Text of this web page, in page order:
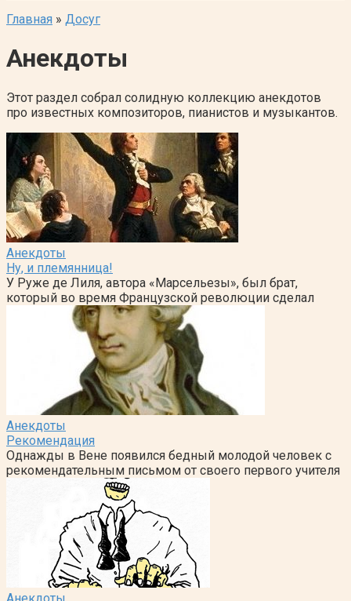
Главная » Досуг
Анекдоты
Этот раздел собрал солидную коллекцию анекдотов
про известных композиторов, пианистов и музыкантов.
Анекдоты
Ну, и племянница!
У Руже де Лиля, автора «Марсельезы», был брат,
который во время Французской революции сделал
Анекдоты
Рекомендация
Однажды в Вене появился бедный молодой человек с
рекомендательным письмом от своего первого учителя